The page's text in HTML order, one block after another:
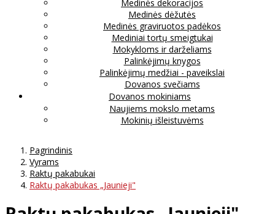
Medinės dekoracijos
Medinės dėžutės
Medinės graviruotos padėkos
Mediniai tortų smeigtukai
Mokykloms ir darželiams
Palinkėjimų knygos
Palinkėjimų medžiai - paveikslai
Dovanos svečiams
Dovanos mokiniams
Naujiems mokslo metams
Mokinių išleistuvėms
Pagrindinis
Vyrams
Raktų pakabukai
Raktų pakabukas „Jaunieji"